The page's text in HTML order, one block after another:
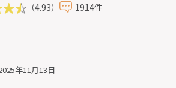
（4.93） 1914件
年11月13日